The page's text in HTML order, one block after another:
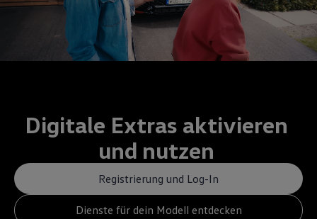
Digitale Extras aktivieren
und nutzen
Registrierung und Log-In
Dienste für dein Modell entdecken